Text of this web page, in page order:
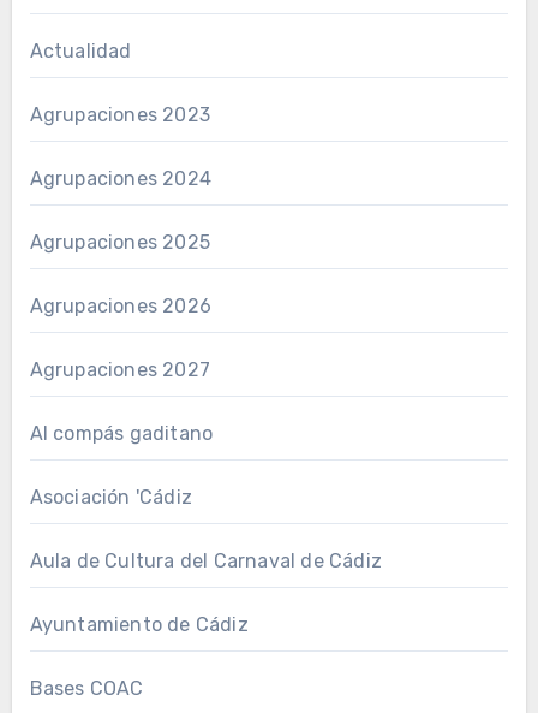
Actualidad
Agrupaciones 2023
Agrupaciones 2024
Agrupaciones 2025
Agrupaciones 2026
Agrupaciones 2027
Al compás gaditano
Asociación 'Cádiz
Aula de Cultura del Carnaval de Cádiz
Ayuntamiento de Cádiz
Bases COAC